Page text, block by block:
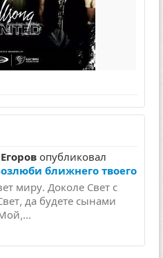
опубликовал
ближнего твоего
миру. Доколе Свет с
да будете сынами